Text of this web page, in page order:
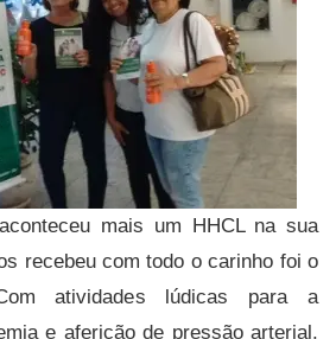
mais um HHCL na sua
recebeu com todo o carinho foi o
atividades lúdicas para a
e aferição de pressão arterial.